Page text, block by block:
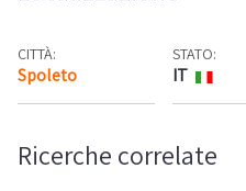
CITTÀ:
Spoleto Mappa
STATO:
IT
Ricerche correlate